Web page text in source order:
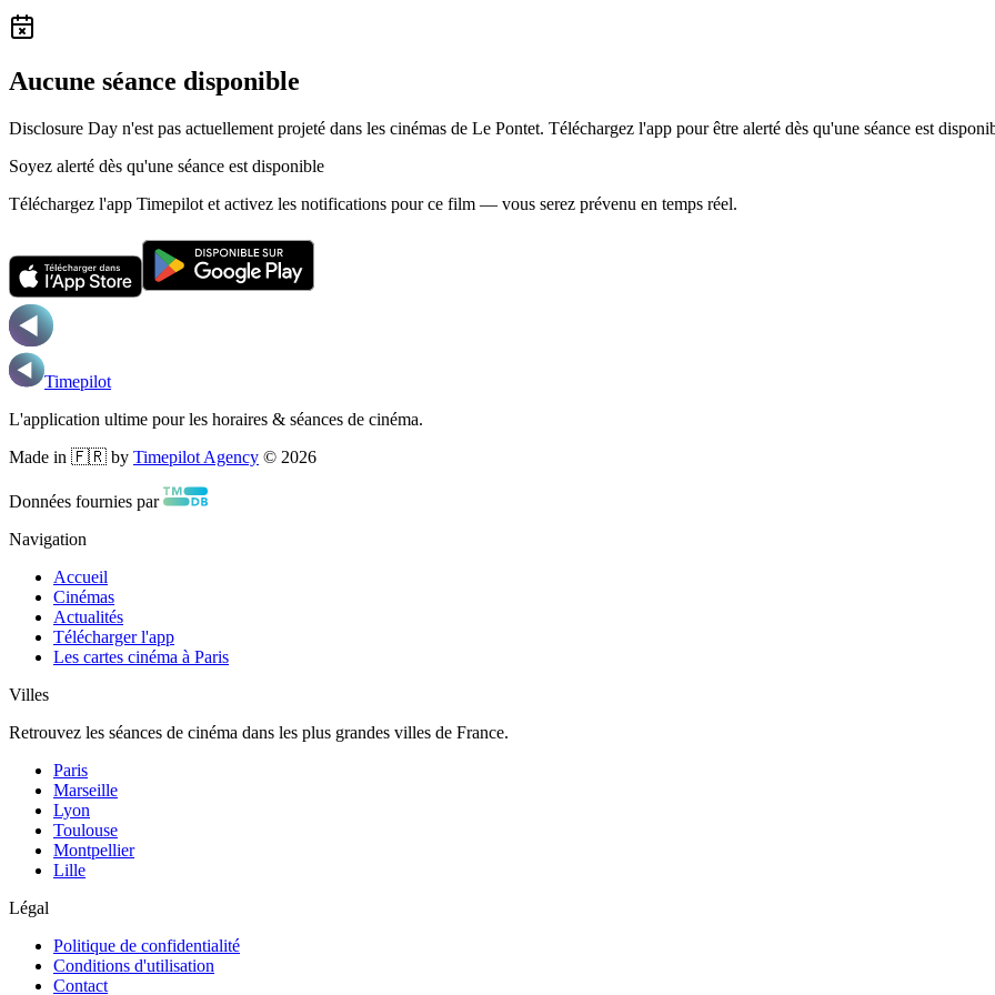
Aucune séance disponible
Disclosure Day n'est pas actuellement projeté dans les cinémas de Le Pontet. Téléchargez l'app pour être alerté dès qu'une séance est
Soyez alerté dès qu'une séance est disponible
Téléchargez l'app Timepilot et activez les notifications pour ce film — vous serez prévenu en temps réel.
Timepilot
L'application ultime pour les horaires & séances de cinéma.
Made in 🇫🇷 by Timepilot Agency © 2026
Données fournies par
Navigation
Accueil
Cinémas
Actualités
Télécharger l'app
Les cartes cinéma à Paris
Villes
Retrouvez les séances de cinéma dans les plus grandes villes de France.
Paris
Marseille
Lyon
Toulouse
Montpellier
Lille
Légal
Politique de confidentialité
Conditions d'utilisation
Contact